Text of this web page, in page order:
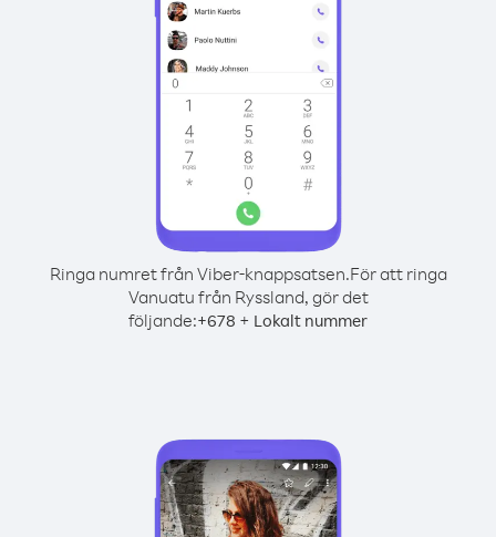
Ringa numret från Viber-knappsatsen.För att ringa
Vanuatu från Ryssland, gör det
följande:+678 + Lokalt nummer